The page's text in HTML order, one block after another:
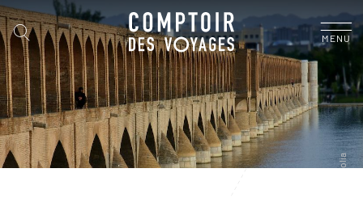
MENU